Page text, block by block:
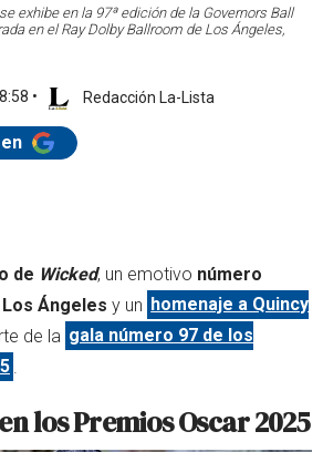
exhibe en la 97ª edición de la Governors Ball
en el Ray Dolby Ballroom de Los Ángeles,
• Redacción La-Lista
de Wicked, un emotivo número
Ángeles y un homenaje a Quincy
de la gala número 97 de los
los Premios Oscar 2025